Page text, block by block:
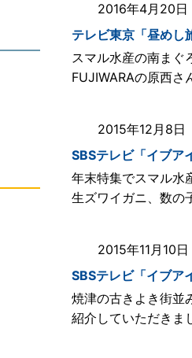
2016年4月20日
テレビ東京「昼めし
スマル水産の南まぐ
FUJIWARAの原西さ
2015年12月8日
SBSテレビ「イブア
年末特集でスマル水
生ズワイガニ、数の
2015年11月10
SBSテレビ「イブア
焼津の古きよき街並
紹介していただきま